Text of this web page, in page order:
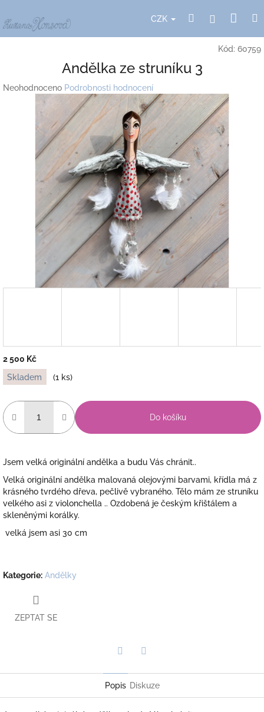
na
obsah
CZK HledatPřihlášení
Kód: 60759
Andělka ze struníku 3
Průměrné
Neohodnoceno Podrobnosti hodnocení
2 500 Kč
Měrná
cena:
Skladem (1 ks)
Do košíku
Jsem velká originální andělka a budu Vás chránit..
Velká originální andělka malovaná olejovými barvami, křídla má z
krásného tvrdého dřeva, pečlivě vybraného. Tělo mám ze struníku
velkého asi z violonchella .. Ozdobená je českým křištálem a
skleněnými korálky.
velká jsem asi 30 cm
Kategorie: Andělky
ZEPTAT SE
Popis Diskuze